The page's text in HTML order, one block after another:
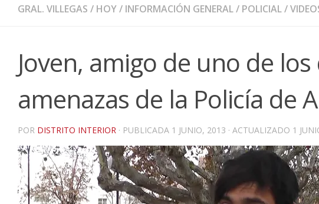
GRAL. VILLEGAS / HOY/ INFORMACIÓN GENERAL/ POLICIAL/
Joven, amigo de uno de
amenazas de la Policía de
POR DISTRITO INTERIOR · PUBLICADA 1 JUNIO, 2013 · ACTUALIZADO 1